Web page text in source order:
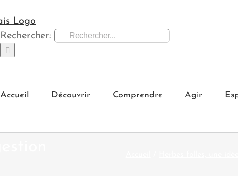
Rechercher:
Accueil Découvrir Comprendre Agir